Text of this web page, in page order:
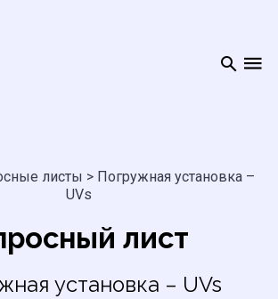
листы > Погружная установка –
UVs
лист
установка – UVs